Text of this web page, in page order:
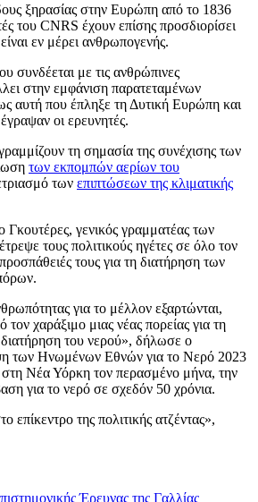
ξηρασίας στην Ευρώπη από το 1836
του CNRS έχουν επίσης προσδιορίσει
εν μέρει ανθρωπογενής.
συνδέεται με τις ανθρώπινες
στην εμφάνιση παρατεταμένων
αυτή που έπληξε τη Δυτική Ευρώπη και
οι ερευνητές.
τη σημασία της συνέχισης των
των εκπομπών αερίων του
των επιπτώσεων της κλιματικής
Γκουτέρες, γενικός γραμματέας των
τους πολιτικούς ηγέτες σε όλο τον
τους για τη διατήρηση των
για το μέλλον εξαρτώνται,
χαράξιμο μιας νέας πορείας για τη
διατήρηση του νερού», δήλωσε ο
των Ηνωμένων Εθνών για το Νερό 2023
Νέα Υόρκη τον περασμένο μήνα, την
για το νερό σε σχεδόν 50 χρόνια.
επίκεντρο της πολιτικής ατζέντας»,
Έρευνας της Γαλλίας